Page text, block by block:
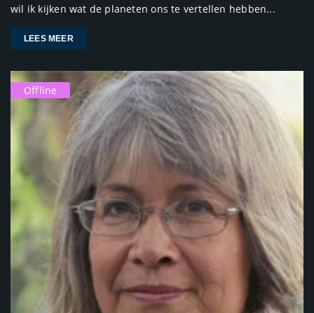
wil ik kijken wat de planeten ons te vertellen hebben...
LEES MEER
Offline